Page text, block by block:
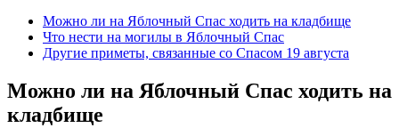
Можно ли на Яблочный Спас ходить на кладбище
Что нести на могилы в Яблочный Спас
Другие приметы, связанные со Спасом 19 августа
Можно ли на Яблочный Спас ходить на
кладбище